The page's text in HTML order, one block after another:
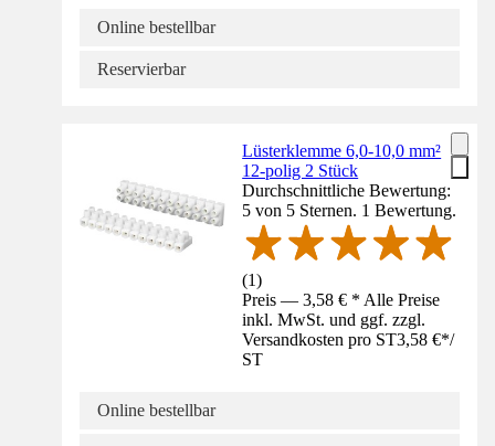
Online bestellbar
Reservierbar
Lüsterklemme 6,0-10,0 mm²
12-polig 2 Stück
Durchschnittliche Bewertung:
5 von 5 Sternen. 1 Bewertung.
(1)
Preis — 3,58 € * Alle Preise
inkl. MwSt. und ggf. zzgl.
Versandkosten pro ST3,58 €*/
ST
Online bestellbar